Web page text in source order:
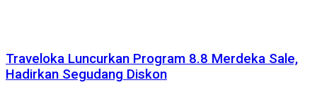
Traveloka Luncurkan Program 8.8 Merdeka Sale,
Hadirkan Segudang Diskon